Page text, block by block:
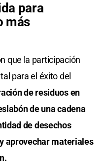
para
más
que la participación
para el éxito del
de residuos en
de una cadena
de desechos
aprovechar materiales